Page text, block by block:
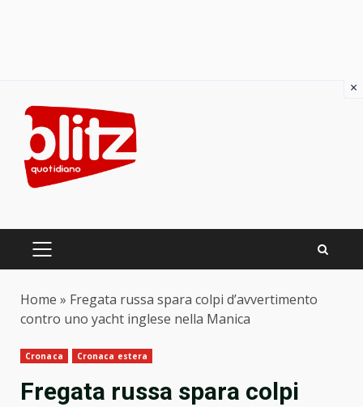
content
PRIMARY
Home » Fregata russa spara colpi d’avvertimento
contro uno yacht inglese nella Manica
Cronaca Cronaca estera
Fregata russa spara colpi
×